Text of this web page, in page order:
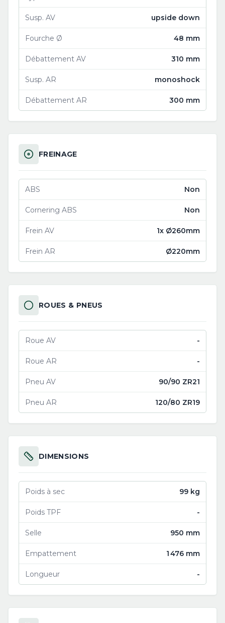
Susp. AV upside down
Fourche Ø 48 mm
Débattement AV 310 mm
Susp. AR monoshock
Débattement AR 300 mm
FREINAGE
ABS Non
Cornering ABS Non
Frein AV 1x Ø260mm
Frein AR Ø220mm
ROUES & PNEUS
Roue AV -
Roue AR -
Pneu AV 90/90 ZR21
Pneu AR 120/80 ZR19
DIMENSIONS
Poids à sec 99 kg
Poids TPF -
Selle 950 mm
Empattement 1 476 mm
Longueur -